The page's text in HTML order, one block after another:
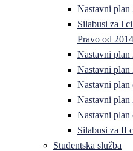
Nastavni plan
Silabusi za l
Pravo od
Nastavni plan
Nastavni plan
Nastavni plan
Nastavni
Nastavni plan
Silabusi za II
Studentska služba